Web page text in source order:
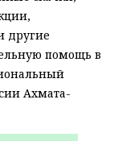
другие
помощь в
Ахмата-